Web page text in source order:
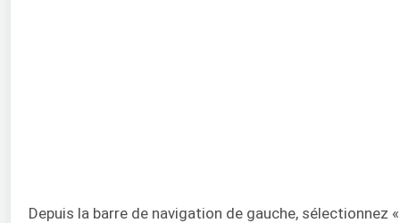
Depuis la barre de navigation de gauche,